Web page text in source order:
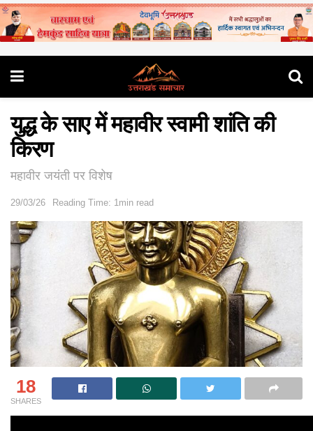
युद्ध के साए में महावीर स्वामी शांति की
किरण
महावीर जयंती पर विशेष
29/03/26 Reading Time: 1min read
18
SHARES